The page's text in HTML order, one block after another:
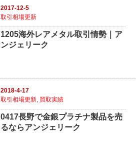
2017-12-5
取引相場更新
1205海外レアメタル取引情勢｜ア
ンジェリーク
2018-4-17
取引相場更新, 買取実績
0417長野で金銀プラチナ製品を売
るならアンジェリーク